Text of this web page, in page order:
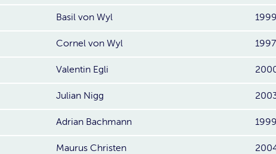
Basil von Wyl 1999
Cornel von Wyl 1997
Valentin Egli
Julian Nigg
Adrian Bachmann 1999
Maurus Christen